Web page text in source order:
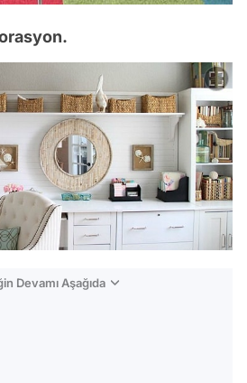
Devamı Aşağıda